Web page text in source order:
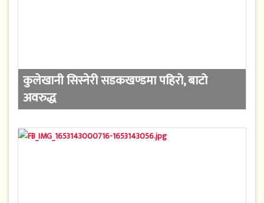
कुलेखानी सिस्नेरी सडकखण्डमा पहिरो, बाटो
अवरुद्ध